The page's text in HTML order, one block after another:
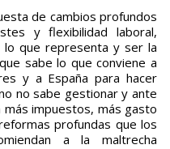
de cambios profundos
y flexibilidad laboral,
que representa y ser la
sabe lo que conviene a
y a España para hacer
no sabe gestionar y ante
más impuestos, más gasto
profundas que los
a la maltrecha